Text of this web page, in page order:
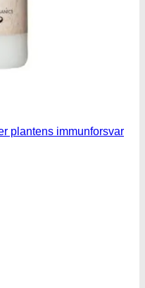
plantens immunforsvar